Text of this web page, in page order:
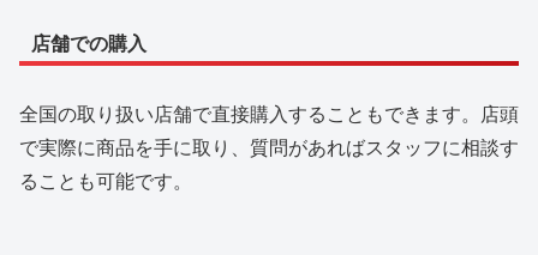
店舗での購入
全国の取り扱い店舗で直接購入することもできます。店頭
で実際に商品を手に取り、質問があればスタッフに相談す
ることも可能です。